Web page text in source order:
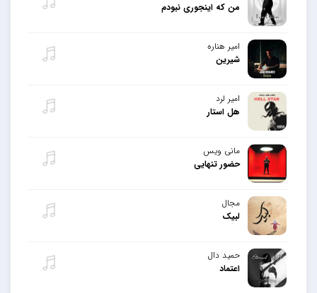
من که اینجوری نبودم
امیر هناره
شیرین
امیر لرد
هل استار
مانی ویس
حضور تنهایی
مجال
لبیک
حمید دال
اعتماد